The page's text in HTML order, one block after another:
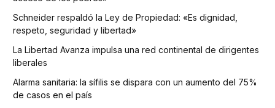
Schneider respaldó la Ley de Propiedad: «Es dignidad,
respeto, seguridad y libertad»
La Libertad Avanza impulsa una red continental de dirigentes
liberales
Alarma sanitaria: la sífilis se dispara con un aumento del 75%
de casos en el país